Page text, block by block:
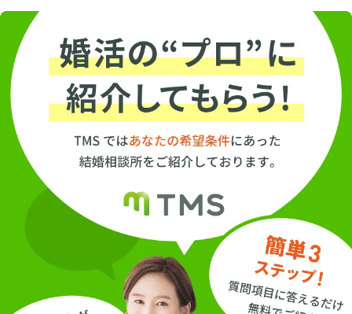
きるのは、 夜の現場
性”と、早稲田大学卒
という“論理力”の両
軸を持つからこそ。
エネルギーワークで
マインドブロックを
外しながら、 現実的
な行動プランも提案
できる、「感情も理
性も整える婚活コン
サルタント」です。
わたしたちが大切に
しているのは、【自
己肯定感】と【自分
で選ぶ力】。 婚活に
おいても、人生にお
いても、 「誰かの正
解」ではなく「わた
しの選択」で動くこ